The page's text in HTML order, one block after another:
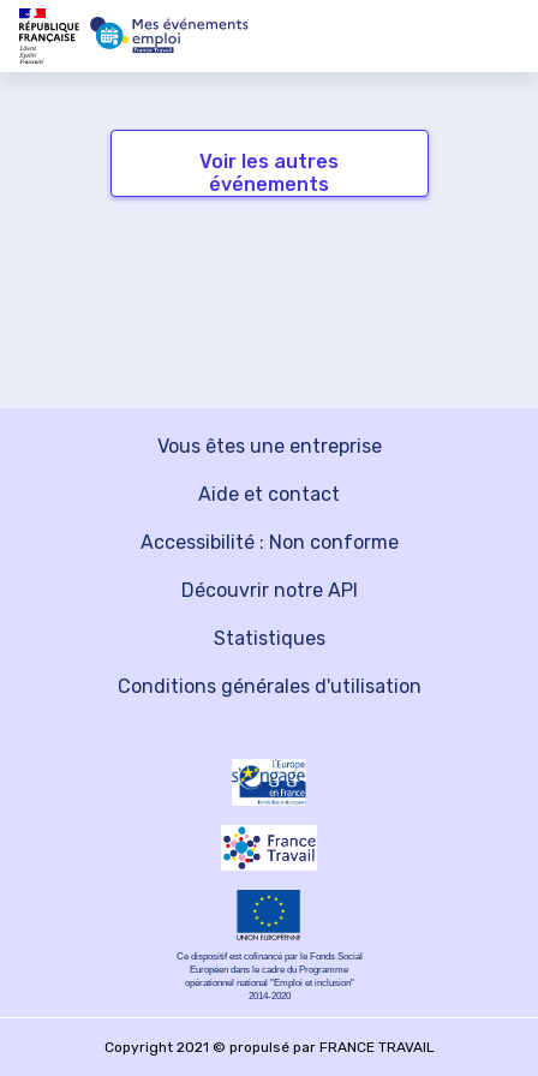
Voir les autres
événements
Vous êtes une entreprise
Découvrir notre API
Aide et contact
Statistiques
Accessibilité : Non conforme
Conditions générales d'utilisation
Ce dispositif est cofinancé par le Fonds Social
Européen dans le cadre du Programme
opérationnel national "Emploi et inclusion"
2014-2020
Copyright 2021 © propulsé par FRANCE TRAVAIL